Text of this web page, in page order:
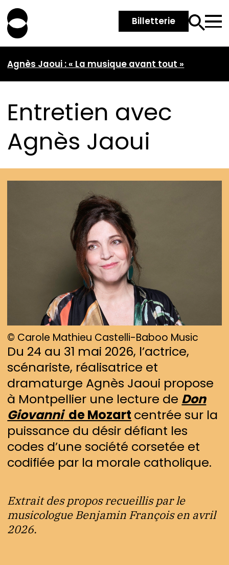
Billetterie
Agnès Jaoui : « La musique avant tout »
Entretien avec
Agnès Jaoui
© Carole Mathieu Castelli-Baboo Music
Du 24 au 31 mai 2026, l’actrice,
scénariste, réalisatrice et
dramaturge Agnès Jaoui propose
à Montpellier une lecture de Don
Giovannide Mozart centrée sur la
puissance du désir défiant les
codes d’une société corsetée et
codifiée par la morale catholique.
Extrait des propos recueillis par le
musicologue Benjamin François en avril
2026.